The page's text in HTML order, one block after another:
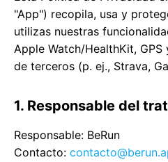
"App") recopila, usa y
utilizas nuestras
Apple Watch/HealthKit,
de terceros (p. ej., Strava,
1. Responsable del
Responsable: BeRun
Contacto: